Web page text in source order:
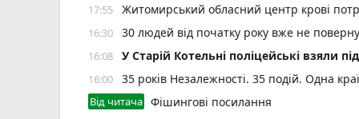
17:55 Житомирський обласний центр крові
16:30 30 людей від початку року вже не
16:08 У Старій Котельні поліцейські взяли
16:00 35 років Незалежності. 35 подій. Одна
Від читача Фішингові посилання